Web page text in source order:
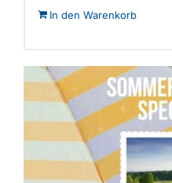
In den Warenkorb